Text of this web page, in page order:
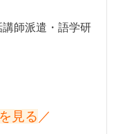
師派遣・語学研
見る ／